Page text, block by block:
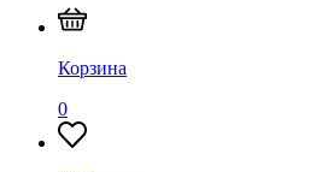
Корзина
0